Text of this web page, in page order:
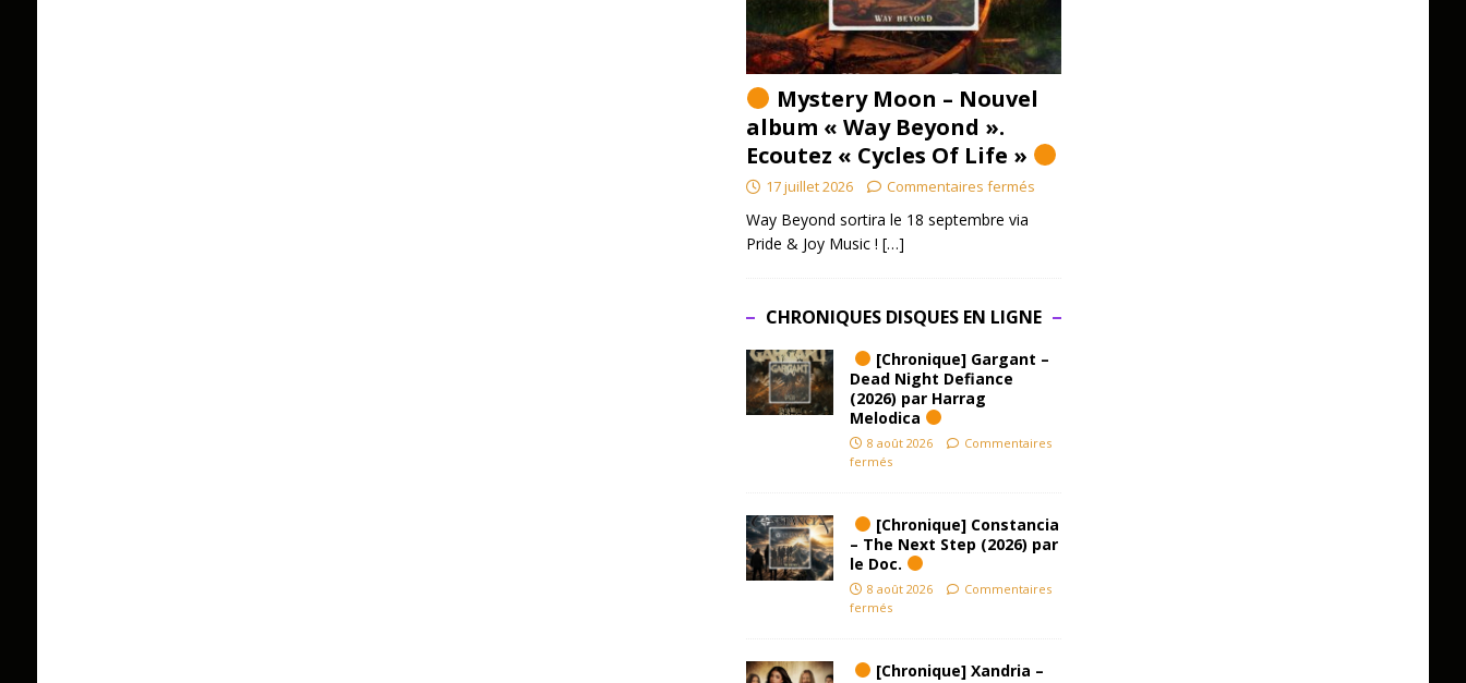
Mystery Moon – Nouvel
album « Way Beyond ».
Ecoutez « Cycles Of Life »
17 juillet 2026 Commentaires fermés
Way Beyond sortira le 18 septembre via
Pride & Joy Music ! […]
CHRONIQUES DISQUES EN LIGNE
[Chronique] Gargant –
Dead Night Defiance
(2026) par Harrag
Melodica
8 août 2026
Commentaires
fermés
[Chronique] Constancia
– The Next Step (2026) par
le Doc.
8 août 2026
Commentaires
fermés
[Chronique] Xandria –